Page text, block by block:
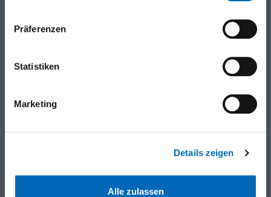
Präferenzen
Statistiken
Marketing
Details zeigen
Alle zulassen